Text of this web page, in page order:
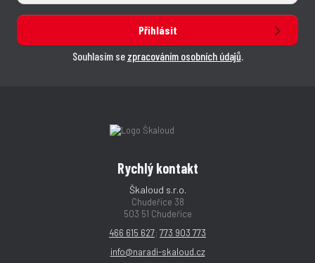
Přihlásit
Souhlasím se zpracováním osobních údajů.
Rychlý kontakt
Škaloud s.r.o.
Chudeřice 38
503 51 Chudeřice
466 615 627; 773 903 773
info@naradi-skaloud.cz